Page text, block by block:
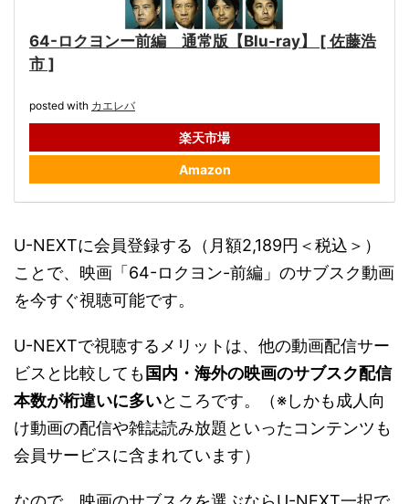
64-ロクヨンー前編 通常版【Blu-ray】 [ 佐藤浩
市 ]
posted with カエレバ
楽天市場
Amazon
U-NEXTに会員登録する（月額2,189円＜税込＞）
ことで、映画「64-ロクヨン-前編」のサブスク動画
を今すぐ視聴可能です。
U-NEXTで視聴するメリットは、他の動画配信サー
ビスと比較しても国内・海外の映画のサブスク配信
本数が桁違いに多いところです。（※しかも成人向
け動画の配信や雑誌読み放題といったコンテンツも
会員サービスに含まれています）